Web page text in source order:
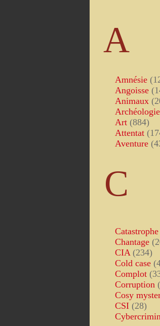
A
Amnésie
Angoisse
Animaux
Archéologie
Art (884)
Attentat
Aventure
C
Catastrophe
Chantage
CIA (234)
Cold case
Complot
Corruption
Cosy
CSI (28)